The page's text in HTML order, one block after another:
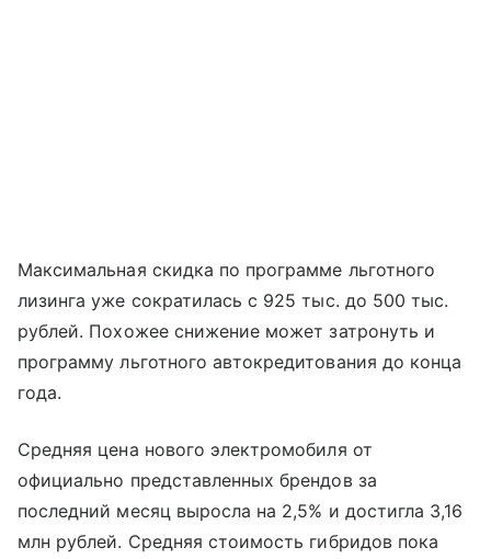
Максимальная скидка по программе льготного
лизинга уже сократилась с 925 тыс. до 500 тыс.
рублей. Похожее снижение может затронуть и
программу льготного автокредитования до конца
года.
Средняя цена нового электромобиля от
официально представленных брендов за
последний месяц выросла на 2,5% и достигла 3,16
млн рублей. Средняя стоимость гибридов пока